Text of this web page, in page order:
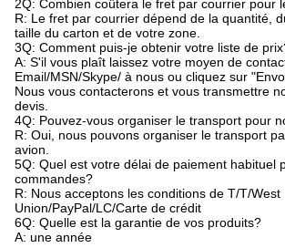
2Q: Combien coûtera le fret par courrier pour
R: Le fret par courrier dépend de la quantité,
taille du carton et de votre zone.
3Q: Comment puis-je obtenir votre liste de
A: S'il vous plaît laissez votre moyen de
Email/MSN/Skype/ à nous ou cliquez sur
Nous vous contacterons et vous transmettre
devis.
4Q: Pouvez-vous organiser le transport pour
R: Oui, nous pouvons organiser le transport
avion.
5Q: Quel est votre délai de paiement habituel
commandes?
R: Nous acceptons les conditions de T/T/West
Union/PayPal/LC/Carte de crédit
6Q: Quelle est la garantie de vos produits?
A: une année